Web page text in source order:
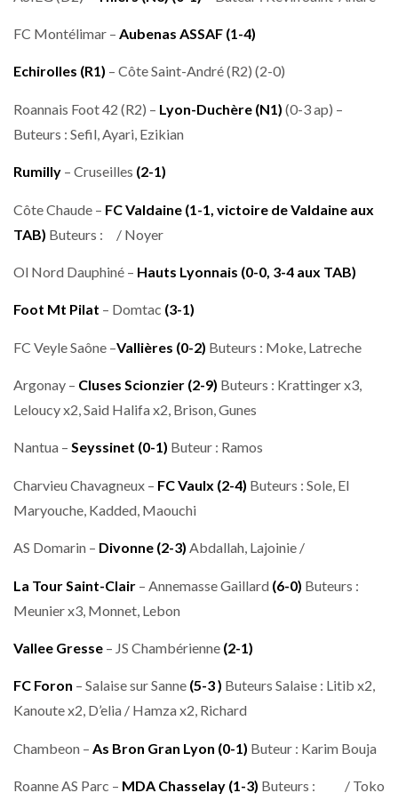
FC Montélimar – Aubenas ASSAF (1-4)
Echirolles (R1) – Côte Saint-André (R2) (2-0)
Roannais Foot 42 (R2) – Lyon-Duchère (N1) (0-3 ap) –
Buteurs : Sefil, Ayari, Ezikian
Rumilly – Cruseilles (2-1)
Côte Chaude – FC Valdaine (1-1, victoire de Valdaine aux
TAB) Buteurs : / Noyer
Ol Nord Dauphiné – Hauts Lyonnais (0-0, 3-4 aux TAB)
Foot Mt Pilat – Domtac (3-1)
FC Veyle Saône –Vallières (0-2) Buteurs : Moke, Latreche
Argonay – Cluses Scionzier (2-9) Buteurs : Krattinger x3,
Leloucy x2, Said Halifa x2, Brison, Gunes
Nantua – Seyssinet (0-1) Buteur : Ramos
Charvieu Chavagneux – FC Vaulx (2-4) Buteurs : Sole, El
Maryouche, Kadded, Maouchi
AS Domarin – Divonne (2-3) Abdallah, Lajoinie /
La Tour Saint-Clair – Annemasse Gaillard (6-0) Buteurs :
Meunier x3, Monnet, Lebon
Vallee Gresse – JS Chambérienne (2-1)
FC Foron – Salaise sur Sanne (5-3 ) Buteurs Salaise : Litib x2,
Kanoute x2, D’elia / Hamza x2, Richard
Chambeon – As Bron Gran Lyon (0-1) Buteur : Karim Bouja
Roanne AS Parc – MDA Chasselay (1-3) Buteurs : / Toko